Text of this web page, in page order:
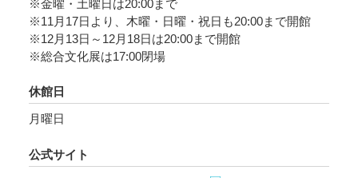
※金曜・土曜日は20:00まで
※11月17日より、木曜・日曜・祝日も20:00まで開館
※12月13日～12月18日は20:00まで開館
※総合文化展は17:00閉場
休館日
月曜日
公式サイト